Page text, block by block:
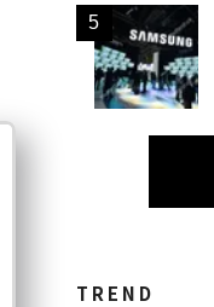
TREND